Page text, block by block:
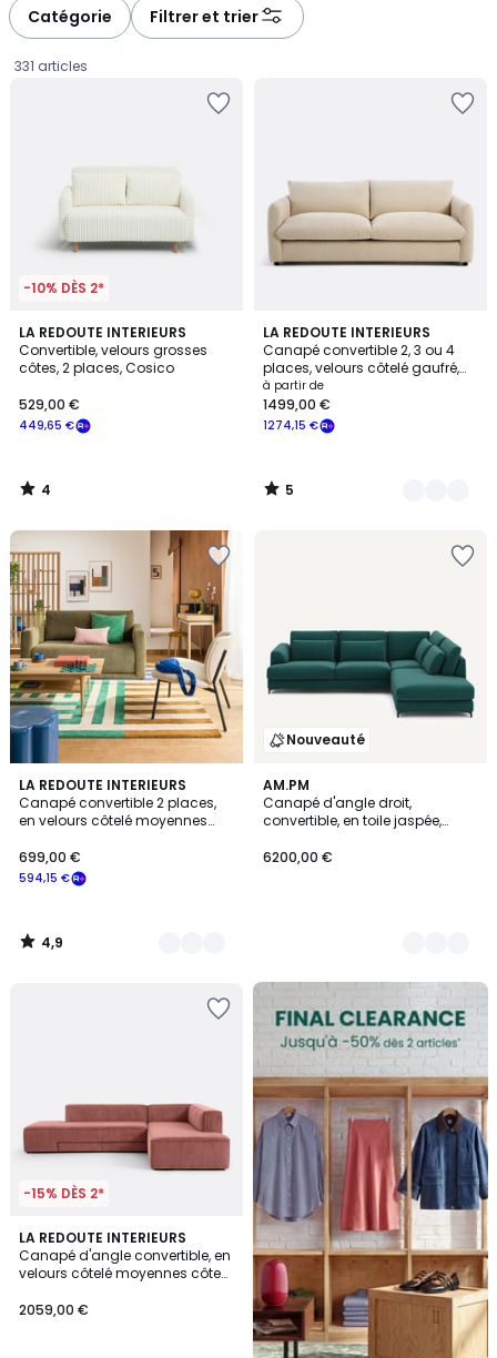
Catégorie Filtrer et trier
331 articles
-10% DÈS 2*
LA REDOUTE INTERIEURS
Convertible, velours grosses
côtes, 2 places, Cosico
€
souscrivez
notre
programme
à
la
place
449,65
€.
449,65 €
529,00 €
4
/
5
4
/
LA REDOUTE INTERIEURS
Canapé convertible 2, 3 ou 4
places, velours côtelé gaufré,
YDE
à partir de
1274,15 €
1499,00 €
5
/
5
8
Couleurs
5
/
LA REDOUTE INTERIEURS
Canapé convertible 2 places,
en velours côtelé moyennes
594,15 €
699,00 €
4,9
/ 5
5
Couleurs
4,9
/
Nouveauté
AM.PM
Canapé d'angle droit,
convertible, en toile jaspée,
6200,00 €
3
Couleurs
-15% DÈS 2*
LA REDOUTE INTERIEURS
Canapé d'angle convertible, en
velours côtelé moyennes côtes,
2059,00 €
5
/
5
6
Couleurs
FINAL
CLEARANCE